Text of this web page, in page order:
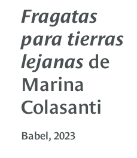
Fragatas
para tierras
lejanas de
Marina
Colasanti
Babel, 2023